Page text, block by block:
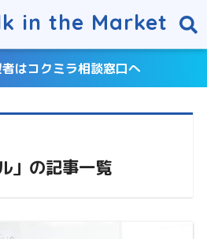
the Market
コクミラ相談窓口へ
」の記事一覧